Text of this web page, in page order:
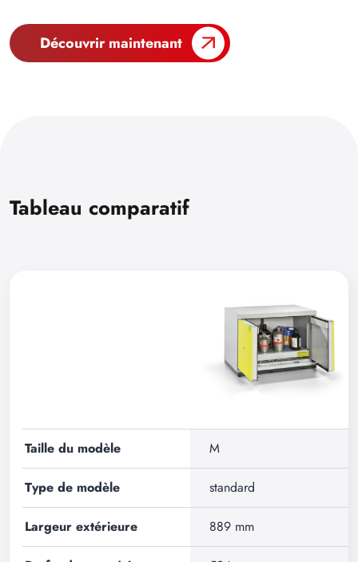
Découvrir maintenant
Tableau comparatif
Taille du modèle M
Type de modèle standard
Largeur extérieure 889 mm